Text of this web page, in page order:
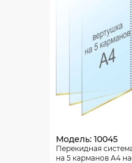
Модель: 10045
Перекидная
на 5 карманов А4